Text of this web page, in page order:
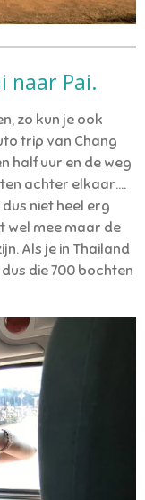
naar Pai.
zo kun je ook
trip van Chang
half uur en de weg
achter elkaar....
niet heel erg
wel mee maar de
Als je in Thailand
die 700 bochten